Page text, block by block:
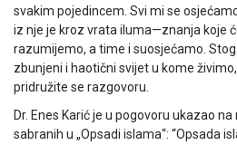
svakim pojedincem. Svi mi se
iz nje je kroz vrata iluma—znanja koje
razumijemo, a time i suosjećamo.
zbunjeni i haotični svijet u kome
pridružite se razgovoru.
Dr. Enes Karić je u pogovoru ukazao
sabranih u „Opsadi islama“: “Opsada